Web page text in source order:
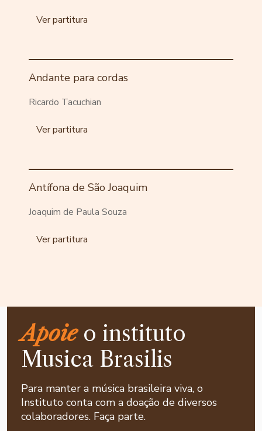
Ver partitura
Andante para cordas
Ricardo Tacuchian
Ver partitura
Antífona de São Joaquim
Joaquim de Paula Souza
Ver partitura
Apoieo instituto
Musica Brasilis
Para manter a música brasileira viva, o
Instituto conta com a doação de diversos
colaboradores. Faça parte.